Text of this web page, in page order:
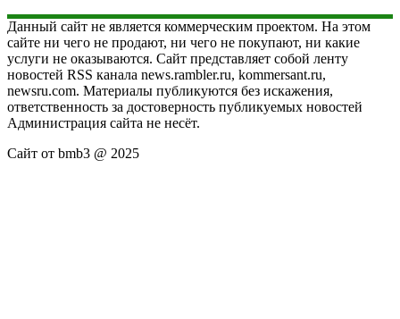
Данный сайт не является коммерческим проектом. На этом
сайте ни чего не продают, ни чего не покупают, ни какие
услуги не оказываются. Сайт представляет собой ленту
новостей RSS канала news.rambler.ru, kommersant.ru,
newsru.com. Материалы публикуются без искажения,
ответственность за достоверность публикуемых новостей
Администрация сайта не несёт.
Сайт от bmb3 @ 2025